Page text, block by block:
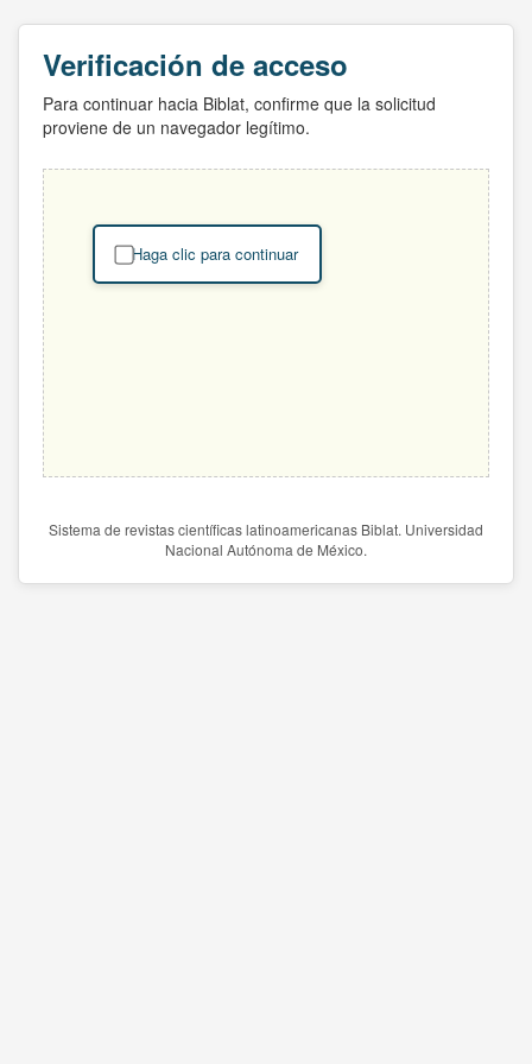
Verificación de acceso
Para continuar hacia Biblat, confirme que la solicitud
proviene de un navegador legítimo.
Haga clic para continuar
Sistema de revistas científicas latinoamericanas Biblat. Universidad
Nacional Autónoma de México.